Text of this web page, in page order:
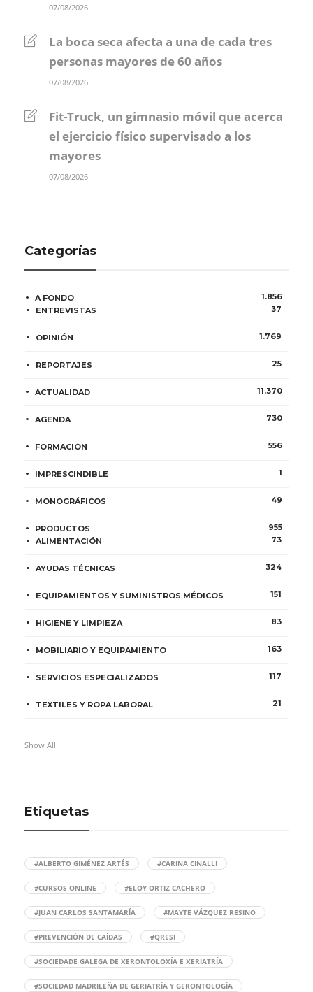
07/08/2026
La boca seca afecta a una de cada tres
personas mayores de 60 años
07/08/2026
Fit-Truck, un gimnasio móvil que acerca
el ejercicio físico supervisado a los
mayores
07/08/2026
Categorías
A FONDO
1.856
ENTREVISTAS
37
OPINIÓN 1.769
REPORTAJES 25
ACTUALIDAD 11.370
AGENDA 730
FORMACIÓN 556
IMPRESCINDIBLE 1
MONOGRÁFICOS 49
PRODUCTOS
955
ALIMENTACIÓN
73
AYUDAS TÉCNICAS 324
EQUIPAMIENTOS Y SUMINISTROS MÉDICOS 151
HIGIENE Y LIMPIEZA 83
MOBILIARIO Y EQUIPAMIENTO 163
SERVICIOS ESPECIALIZADOS 117
TEXTILES Y ROPA LABORAL 21
Show All
Etiquetas
#ALBERTO GIMÉNEZ ARTÉS #CARINA CINALLI
#CURSOS ONLINE #ELOY ORTIZ CACHERO
#JUAN CARLOS SANTAMARÍA #MAYTE VÁZQUEZ RESINO
#PREVENCIÓN DE CAÍDAS #QRESI
#SOCIEDADE GALEGA DE XERONTOLOXÍA E XERIATRÍA
#SOCIEDAD MADRILEÑA DE GERIATRÍA Y GERONTOLOGÍA